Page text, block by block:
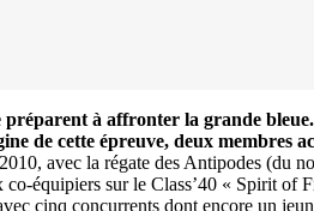
franchit la barre mythique
SP80
2025
à affronter la grande
de cette épreuve, deux membres
avec la régate des Antipodes (du
équipiers sur le Class’40 « Spirit of
cinq concurrents dont encore un